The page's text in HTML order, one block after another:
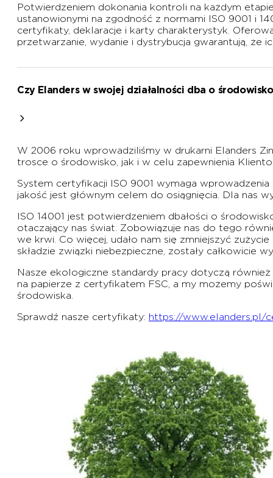
Potwierdzeniem dokonania kontroli na każdym
ustanowionymi na zgodność z normami ISO 9001 i
certyfikaty, deklaracje i karty charakterystyk.
przetwarzanie, wydanie i dystrybucja gwarantują, że
Czy Elanders w swojej działalności dba o
W 2006 roku wprowadziliśmy w drukarni Elanders
trosce o środowisko, jak i w celu zapewnienia
System certyfikacji ISO 9001 wymaga
jakość jest głównym celem do osiągnięcia. Dla nas
ISO 14001 jest potwierdzeniem dbałości o
otaczający nas świat. Zobowiązuje nas do tego
we krwi. Co więcej, udało nam się zmniejszyć
składzie związki niebezpieczne, zostały całkowicie
Nasze ekologiczne standardy pracy dotyczą
na papierze z certyfikatem FSC, a my możemy
środowiska.
Sprawdź nasze certyfikaty: https://www.elanders.pl/